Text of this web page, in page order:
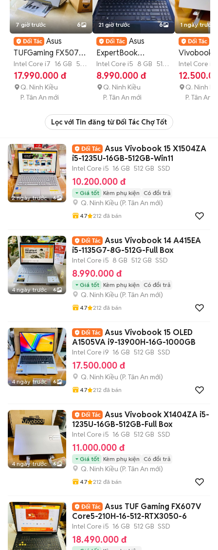
7 giờ trước 6
Asus
TUFGaming FX507Z
i7-12700H-16G-
512G-RTX3050Ti
Intel Core i7 16 GB 512
GB SSD
17.990.000 đ
Q. Ninh Kiều
P. Tân An mới
21 giờ trước 6
Asus
ExpertBook
B1500CEAE i5-
1135G7 8GB-512GB
Intel Core i5 8 GB 512
GB SSD
8.990.000 đ
Q. Ninh Kiều
P. Tân An mới
1 ngày trước
Vivobook
X1404VA
16G-
Intel Core i5
GB SSD
Q. Ninh
P. Tân An
Lọc với Tin đăng từ Đối Tác Chợ Tốt
2 ngày trước 6
Asus Vivobook 15 X1504ZA
i5-1235U-16GB-512GB-Win11
Intel Core i5 16 GB 512 GB SSD
10.200.000 đ
Giá tốt Kèm phụ kiện Có đổi trả
Q. Ninh Kiều (P. Tân An mới)
4.7 212 đã bán
4 ngày trước 6
Asus Vivobook 14 A415EA
i5-1135G7-8G-512G-Full Box
Intel Core i5 8 GB 512 GB SSD
8.990.000 đ
Giá tốt Kèm phụ kiện Có đổi trả
Q. Ninh Kiều (P. Tân An mới)
4.7 212 đã bán
4 ngày trước 6
Asus Vivobook 15 OLED
A1505VA i9-13900H-16G-1000GB
Intel Core i9 16 GB 512 GB SSD
17.500.000 đ
Q. Ninh Kiều (P. Tân An mới)
4.7 212 đã bán
4 ngày trước 6
Asus Vivobook X1404ZA i5-
1235U-16GB-512GB-Full Box
Intel Core i5 16 GB 512 GB SSD
11.000.000 đ
Giá tốt Kèm phụ kiện Có đổi trả
Q. Ninh Kiều (P. Tân An mới)
4.7 212 đã bán
Asus TUF Gaming FX607V
Core5-210H-16-512-RTX3050-6
Intel Core i5 16 GB 512 GB SSD
18.490.000 đ